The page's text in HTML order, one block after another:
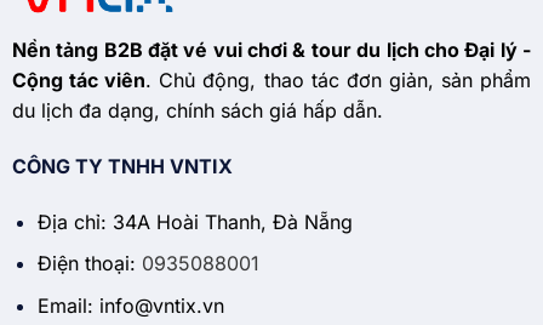
Nền tảng B2B đặt vé vui chơi & tour du lịch cho Đại lý -
Cộng tác viên. Chủ động, thao tác đơn giản, sản phẩm
du lịch đa dạng, chính sách giá hấp dẫn.
CÔNG TY TNHH VNTIX
Địa chỉ: 34A Hoài Thanh, Đà Nẵng
Điện thoại: 0935088001
Email: info@vntix.vn